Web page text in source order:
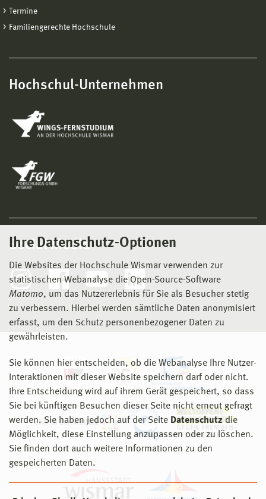
Ihre Datenschutz-Optionen
Die Websites der Hochschule Wismar verwenden zur
statistischen Webanalyse die Open-Source-Software
Matomo, um das Nutzererlebnis für Sie als Besucher stetig
zu verbessern. Hierbei werden sämtliche Daten anonymisiert
erfasst, um den Schutz personenbezogener Daten zu
gewährleisten.
Sie können hier entscheiden, ob die Webanalyse Ihre Nutzer-
Interaktionen mit dieser Website speichern darf oder nicht.
Ihre Entscheidung wird auf ihrem Gerät gespeichert, so dass
Sie bei künftigen Besuchen dieser Seite nicht erneut gefragt
werden. Sie haben jedoch auf der Seite Datenschutz die
Möglichkeit, diese Einstellung anzupassen oder zu löschen.
Sie finden dort auch weitere Informationen zu den
gespeicherten Daten.
Termine
Familiengerechte Hochschule
Hochschul-Unternehmen
Social Media